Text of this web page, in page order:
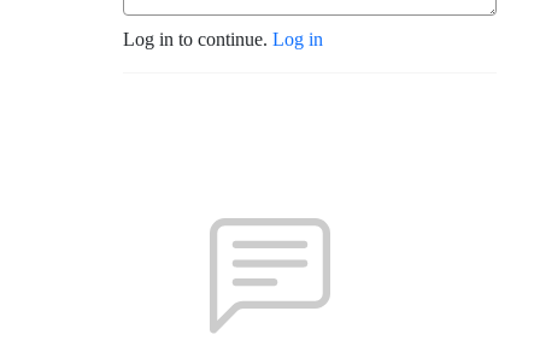
Log in to continue. Log in